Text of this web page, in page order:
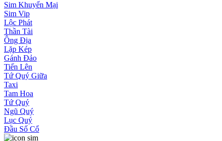
Sim Khuyến Mại
Sim Vip
Lộc Phát
Thần Tài
Ông Địa
Lặp Kép
Gánh Đảo
Tiến Lên
Tứ Quý Giữa
Taxi
Tam Hoa
Tứ Quý
Ngũ Quý
Lục Quý
Đầu Số Cổ